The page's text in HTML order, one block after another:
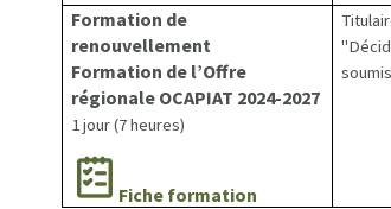
Formation de
renouvellement
Formation de l’Offre
régionale OCAPIAT 2024-2027
1 jour (7 heures)
Fiche formation